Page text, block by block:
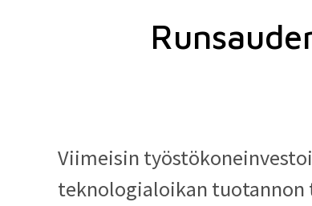
Viimeisin
teknologialoikan tuotannon